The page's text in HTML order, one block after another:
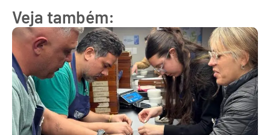
Veja também: